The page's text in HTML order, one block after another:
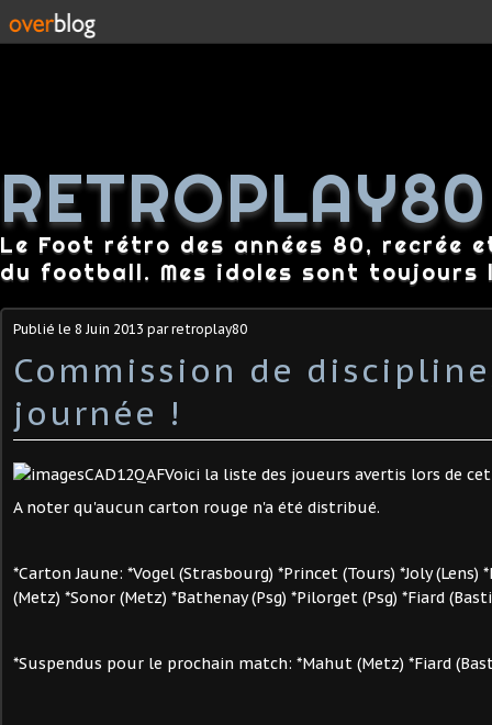
RETROPLAY80
Le Foot rétro des années 80, recrée
du football. Mes idoles sont toujours
Publié le 8 Juin 2013 par retroplay80
Commission de
journée !
Voici la liste des joueurs avertis lors de
A noter qu'aucun carton rouge n'a été distribué.
*Carton Jaune: *Vogel (Strasbourg) *Princet (Tours) *Joly (Lens)
(Metz) *Sonor (Metz) *Bathenay (Psg) *Pilorget (Psg) *Fiard
*Suspendus pour le prochain match: *Mahut (Metz) *Fiard